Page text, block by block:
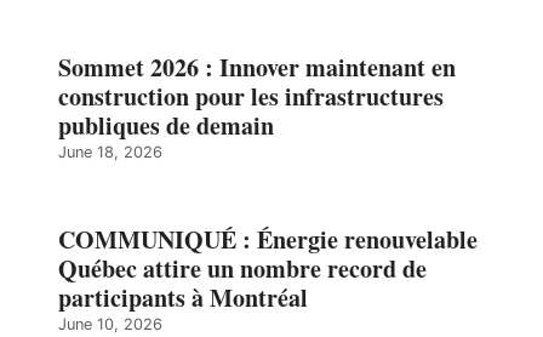
Sommet 2026 : Innover maintenant en
construction pour les infrastructures
publiques de demain
June 18, 2026
COMMUNIQUÉ : Énergie renouvelable
Québec attire un nombre record de
participants à Montréal
June 10, 2026